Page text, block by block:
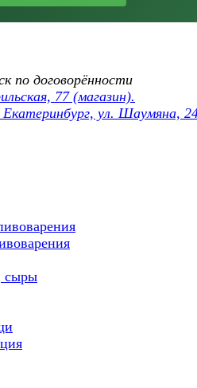
по договорённости
77 (магазин).
Екатеринбург, ул. Шаумяна,
сыры